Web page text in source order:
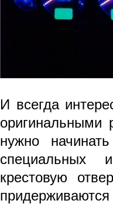
И всегда
оригинальными
нужно
специальных
крестовую